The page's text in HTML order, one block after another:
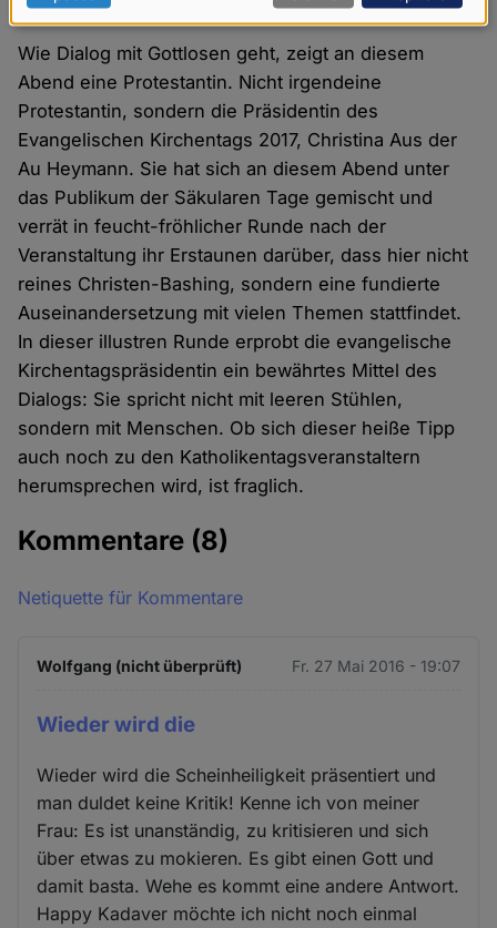
Wie Dialog mit Gottlosen geht, zeigt an diesem
Abend eine Protestantin. Nicht irgendeine
Protestantin, sondern die Präsidentin des
Evangelischen Kirchentags 2017, Christina Aus der
Au Heymann. Sie hat sich an diesem Abend unter
das Publikum der Säkularen Tage gemischt und
verrät in feucht-fröhlicher Runde nach der
Veranstaltung ihr Erstaunen darüber, dass hier nicht
reines Christen-Bashing, sondern eine fundierte
Auseinandersetzung mit vielen Themen stattfindet.
In dieser illustren Runde erprobt die evangelische
Kirchentagspräsidentin ein bewährtes Mittel des
Dialogs: Sie spricht nicht mit leeren Stühlen,
sondern mit Menschen. Ob sich dieser heiße Tipp
auch noch zu den Katholikentagsveranstaltern
herumsprechen wird, ist fraglich.
Kommentare (8)
Netiquette für Kommentare
Wolfgang (nicht überprüft) Fr. 27 Mai 2016 - 19:07
Wieder wird die
Wieder wird die Scheinheiligkeit präsentiert und
man duldet keine Kritik! Kenne ich von meiner
Frau: Es ist unanständig, zu kritisieren und sich
über etwas zu mokieren. Es gibt einen Gott und
damit basta. Wehe es kommt eine andere Antwort.
Happy Kadaver möchte ich nicht noch einmal
Daten
und
Cookies